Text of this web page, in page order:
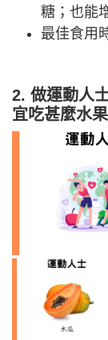
糖；也能
最佳食用
2. 做運動人
宜吃甚麼水